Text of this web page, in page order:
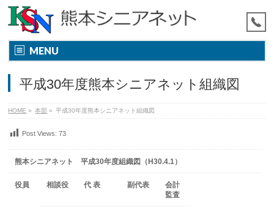
MENU
平成30年度熊本シニアネット組織図
HOME » 本部 » 平成30年度熊本シニアネット組織図
Post Views: 73
熊本シニアネット 平成30年度組織図（H30.4.1）
役員 相談役 代 表 副代表
会計
監査